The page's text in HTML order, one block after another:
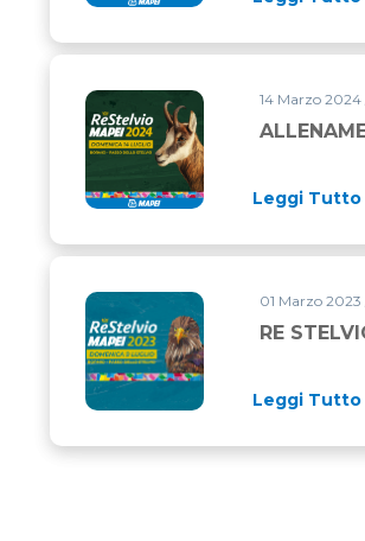
14 Marzo
Leggi Tutto
01 Marzo
RE
Leggi Tutto